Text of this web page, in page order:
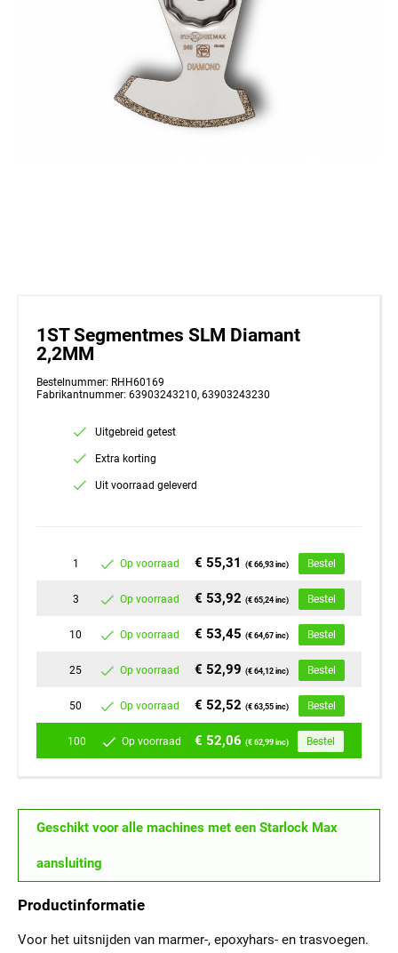
1ST Segmentmes SLM Diamant
2,2MM
Bestelnummer: RHH60169
Fabrikantnummer: 63903243210, 63903243230
Uitgebreid getest
Extra korting
Uit voorraad geleverd
1 Op voorraad € 55,31(€ 66,93 inc) Bestel
3 Op voorraad € 53,92(€ 65,24 inc) Bestel
10 Op voorraad € 53,45(€ 64,67 inc) Bestel
25 Op voorraad € 52,99(€ 64,12 inc) Bestel
50 Op voorraad € 52,52(€ 63,55 inc) Bestel
100 Op voorraad € 52,06(€ 62,99 inc) Bestel
Geschikt voor alle machines met een Starlock Max
aansluiting
Productinformatie
Voor het uitsnijden van marmer-, epoxyhars- en trasvoegen.